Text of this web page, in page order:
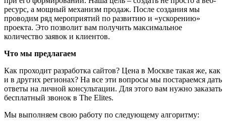
ресурс, а мощный механизм продаж. После создания мы
проводим ряд мероприятий по развитию и «ускорению»
проекта. Это позволит вам получить максимальное
количество заявок и клиентов.
Что мы предлагаем
Как проходит разработка сайтов? Цена в Москве такая же, как
и в других регионах? На все эти вопросы мы постараемся дать
ответы на личной консультации. Для этого вам нужно заказать
бесплатный звонок в The Elites.
Мы выполняем свою работу по следующему алгоритму: